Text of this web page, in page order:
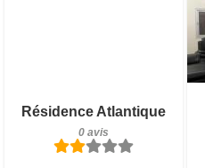
Résidence Atlantique
0 avis